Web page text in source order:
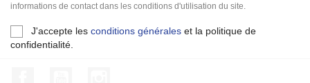
informations de contact dans les conditions d'utilisation du site.
J'accepte les conditions générales et la politique de
confidentialité.